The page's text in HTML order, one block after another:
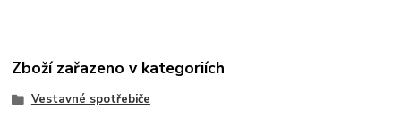
Zboží zařazeno v kategoriích
Vestavné spotřebiče